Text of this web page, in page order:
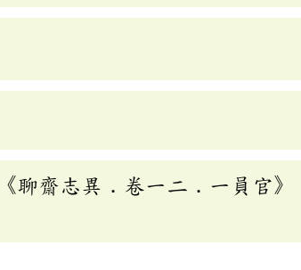
聊齋志異．卷一二．一員官